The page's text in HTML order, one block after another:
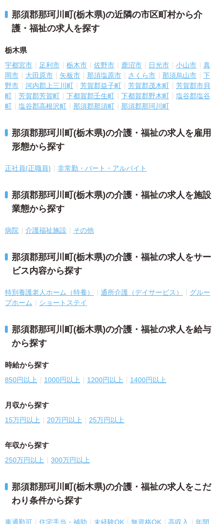
那須郡那珂川町(栃木県)の近隣の市区町村から介
護・福祉の求人を探す
栃木県
宇都宮市 足利市 栃木市 佐野市 鹿沼市 日光市 小山市
真
岡市
大田原市 矢板市 那須塩原市 さくら市 那須烏山市
下
野市
河内郡上三川町 芳賀郡益子町 芳賀郡茂木町
芳賀郡市貝
町
芳賀郡芳賀町 下都賀郡壬生町 下都賀郡野木町
塩谷郡塩谷
町
塩谷郡高根沢町 那須郡那須町 那須郡那珂川町
那須郡那珂川町(栃木県)の介護・福祉の求人を雇用
形態から探す
正社員(正職員) 非常勤・パート・アルバイト
那須郡那珂川町(栃木県)の介護・福祉の求人を施設
業態から探す
病院 介護福祉施設 その他
那須郡那珂川町(栃木県)の介護・福祉の求人をサー
ビス内容から探す
特別養護老人ホーム（特養） 通所介護（デイサービス）
グルー
プホーム
ショートステイ
那須郡那珂川町(栃木県)の介護・福祉の求人を給与
から探す
時給から探す
850円以上 1000円以上 1200円以上 1400円以上
月収から探す
15万円以上 20万円以上 25万円以上
年収から探す
250万円以上 300万円以上
那須郡那珂川町(栃木県)の介護・福祉の求人をこだ
わり条件から探す
車通勤可 住宅手当・補助 未経験OK 無資格OK 高収入 年間